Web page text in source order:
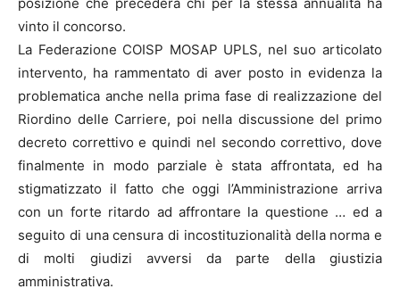
vinto il concorso.
La Federazione COISP MOSAP UPLS, nel suo articolato
intervento, ha rammentato di aver posto in evidenza la
problematica anche nella prima fase di realizzazione del
Riordino delle Carriere, poi nella discussione del primo
decreto correttivo e quindi nel secondo correttivo, dove
finalmente in modo parziale è stata affrontata, ed ha
stigmatizzato il fatto che oggi l’Amministrazione arriva
con un forte ritardo ad affrontare la questione … ed a
seguito di una censura di incostituzionalità della norma e
di molti giudizi avversi da parte della giustizia
amministrativa.